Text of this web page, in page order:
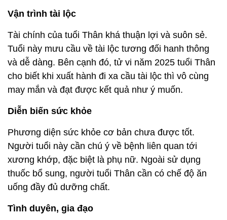
Vận trình tài lộc
Tài chính của tuổi Thân khá thuận lợi và suôn sẻ.
Tuổi này mưu cầu về tài lộc tương đối hanh thông
và dễ dàng. Bên cạnh đó, tử vi năm 2025 tuổi Thân
cho biết khi xuất hành đi xa cầu tài lộc thì vô cùng
may mắn và đạt được kết quả như ý muốn.
Diễn biến sức khỏe
Phương diện sức khỏe cơ bản chưa được tốt.
Người tuổi này cần chú ý về bệnh liên quan tới
xương khớp, đặc biệt là phụ nữ. Ngoài sử dụng
thuốc bổ sung, người tuổi Thân cần có chế độ ăn
uống đầy đủ dưỡng chất.
Tình duyên, gia đạo